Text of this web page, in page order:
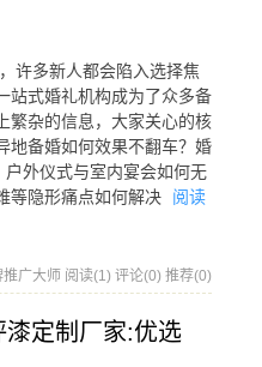
许多新人都会陷入选择焦
站式婚礼机构成为了众多备
繁杂的信息，大家关心的核
地备婚如何效果不翻车？婚
户外仪式与室内宴会如何无
等隐形痛点如何解决
阅读
广大师 阅读(1) 评论(0) 推荐(0)
定制厂家:优选